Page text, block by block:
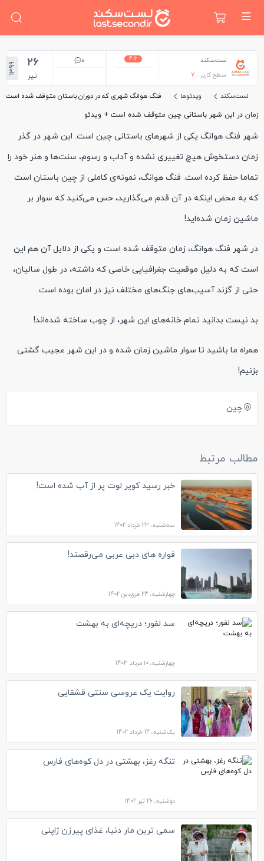
لست‌سکند
سطح کاربر : 7
4.6
0
26
تیر
1399
لست‌سکند ویدئوها
فنگ هوانگ شهری که در دوران باستان متوقف شده است
زمان در این شهر باستانی چین متوقف شده است + ویدئو
شهر فنگ هوانگ یکی از شهرهای باستانی چین است. این شهر در گذر
زمان دستخوش هیچ تغییری نشده و آداب و رسوم، سنت‌ها و هنر خود را
تماما حفظ کرده است. فنگ هوانگ، نمونه‌ی کاملی از چین باستان است
که به محض اینکه در آن قدم می‌گذارید، حس می‌کنید که سوار بر
ماشین زمان شده‌اید!
در شهر فنگ هوانگ، زمان متوقف شده است و یکی از دلایل آن هم این
است که به دلیل موقعیت جغرافیایی خاصی که داشته، در طول سالیان،
حتی از گزند آسیب‌های جنگ‌های مختلف نیز در امان بوده است.
بد نیست بدانید تمام خانه‌های این شهر، از چوب ساخته شده‌اند!
همراه ما باشید تا سوار ماشین زمان شده و در این شهر عجیب گشتی
بزنیم!
چین
مطالب مرتبط
خبر رسید کویر لوت پر از آب شده است!
سه‌شنبه، 23 خرداد 1402
فواره های دبی عربی می‌رقصند!
چهارشنبه، 23 فروردین 1402
سد لفور؛ دریچه‌ای به بهشت
چهارشنبه، 10 مرداد 1403
روایت یک عروسی سنتی قشقایی
یک‌شنبه، 14 خرداد 1402
تنگه رغز، بهشتی در دل کوه‌های فارس
دوشنبه، 26 تیر 1402
سمی ترین مار دنیا، غذای پیرزن ژاپنی